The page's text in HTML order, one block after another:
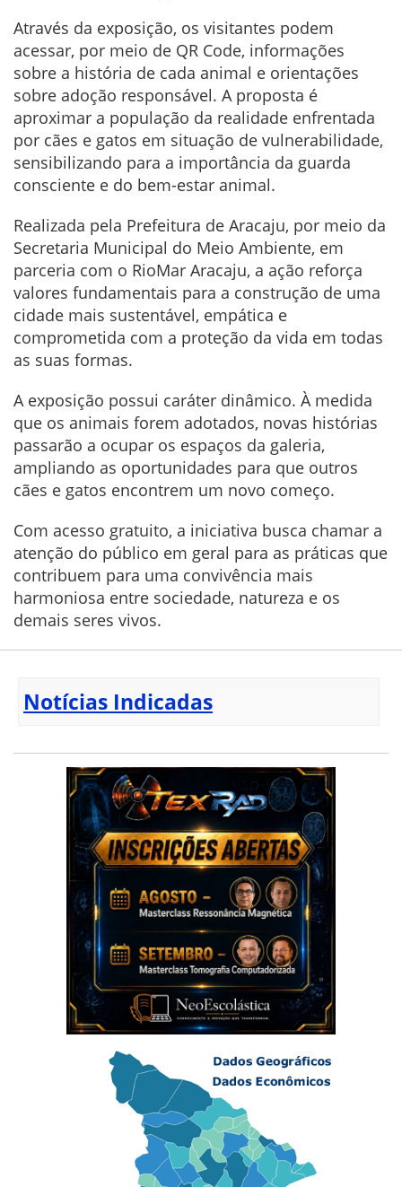
Através da exposição, os visitantes podem
acessar, por meio de QR Code, informações
sobre a história de cada animal e orientações
sobre adoção responsável. A proposta é
aproximar a população da realidade enfrentada
por cães e gatos em situação de vulnerabilidade,
sensibilizando para a importância da guarda
consciente e do bem-estar animal.
Realizada pela Prefeitura de Aracaju, por meio da
Secretaria Municipal do Meio Ambiente, em
parceria com o RioMar Aracaju, a ação reforça
valores fundamentais para a construção de uma
cidade mais sustentável, empática e
comprometida com a proteção da vida em todas
as suas formas.
A exposição possui caráter dinâmico. À medida
que os animais forem adotados, novas histórias
passarão a ocupar os espaços da galeria,
ampliando as oportunidades para que outros
cães e gatos encontrem um novo começo.
Com acesso gratuito, a iniciativa busca chamar a
atenção do público em geral para as práticas que
contribuem para uma convivência mais
harmoniosa entre sociedade, natureza e os
demais seres vivos.
Notícias Indicadas